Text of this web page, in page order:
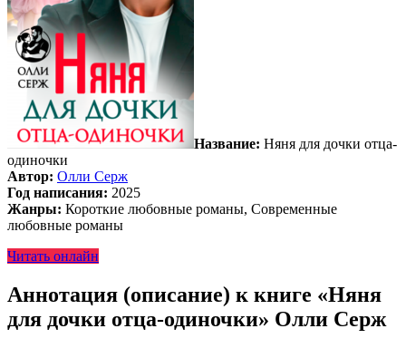
Название: Няня для дочки отца-
одиночки
Автор: Олли Серж
Год написания: 2025
Жанры: Короткие любовные романы, Современные
любовные романы
Читать онлайн
Аннотация (описание) к книге «Няня
для дочки отца-одиночки» Олли Серж